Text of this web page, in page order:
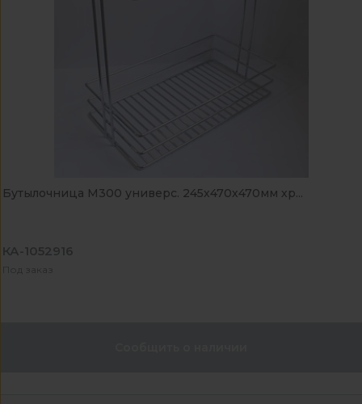
Бутылочница М300 универс. 245х470х470мм хр...
КА-1052916
Под заказ